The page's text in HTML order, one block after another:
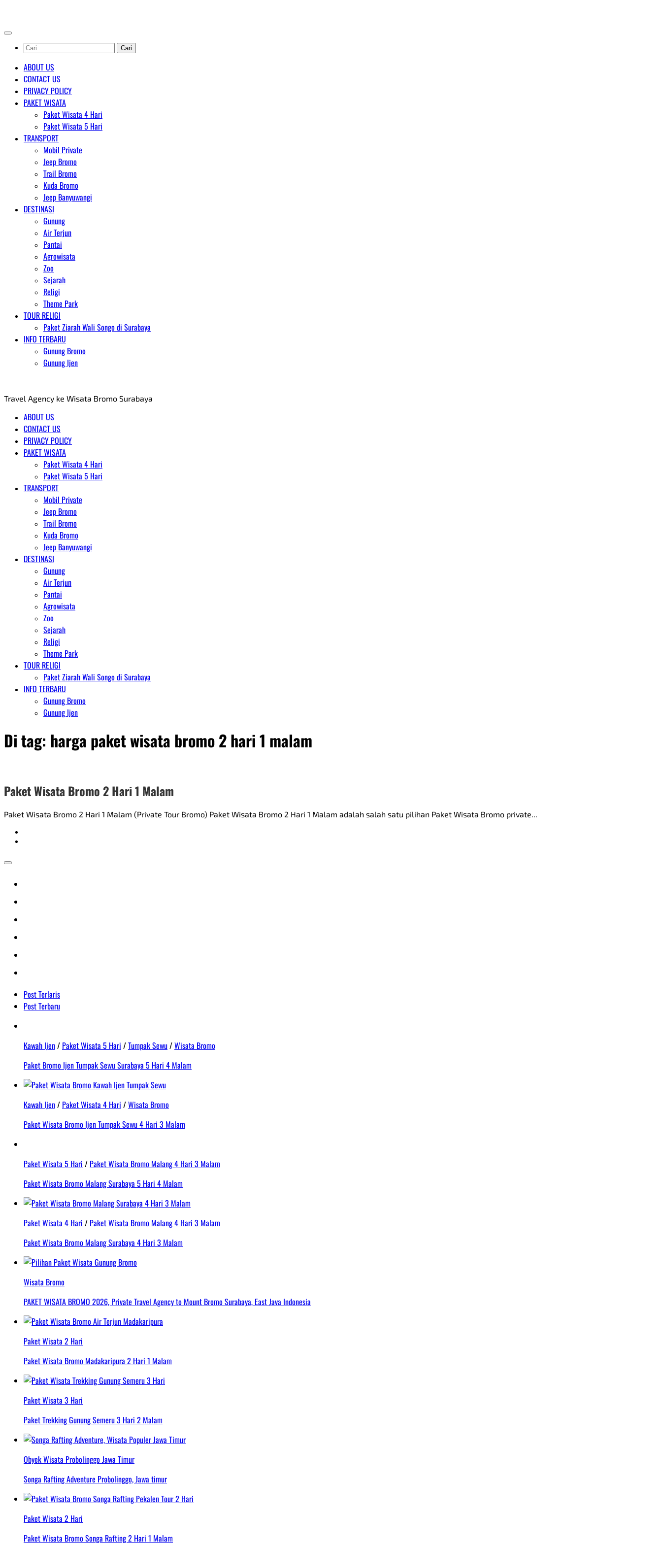
content
Cari
untuk:
ABOUT US
CONTACT US
PRIVACY POLICY
PAKET WISATA
Paket Wisata 4 Hari
Paket Wisata 5 Hari
TRANSPORT
Mobil Private
Jeep Bromo
Trail Bromo
Kuda Bromo
Jeep Banyuwangi
DESTINASI
Gunung
Air Terjun
Pantai
Agrowisata
Zoo
Sejarah
Religi
Theme Park
TOUR RELIGI
Paket Ziarah Wali Songo di Surabaya
INFO TERBARU
Gunung Bromo
Gunung Ijen
Travel Agency ke Wisata Bromo Surabaya
ABOUT US
CONTACT US
PRIVACY POLICY
PAKET WISATA
Paket Wisata 4 Hari
Paket Wisata 5 Hari
TRANSPORT
Mobil Private
Jeep Bromo
Trail Bromo
Kuda Bromo
Jeep Banyuwangi
DESTINASI
Gunung
Air Terjun
Pantai
Agrowisata
Zoo
Sejarah
Religi
Theme Park
TOUR RELIGI
Paket Ziarah Wali Songo di Surabaya
INFO TERBARU
Gunung Bromo
Gunung Ijen
Di tag: harga paket wisata bromo 2 hari 1 malam
Paket Wisata Bromo 2 Hari 1 Malam
Paket Wisata Bromo 2 Hari 1 Malam (Private Tour Bromo) Paket Wisata Bromo 2 Hari 1 Malam adalah salah satu pilihan Paket Wisata Bromo private...
Post Terlaris
Post Terbaru
Kawah Ijen/ Paket Wisata 5 Hari /Tumpak Sewu/Wisata Bromo
Paket Bromo Ijen Tumpak Sewu Surabaya 5 Hari 4 Malam
Kawah Ijen/ Paket Wisata 4 Hari /Wisata Bromo
Paket Wisata Bromo Ijen Tumpak Sewu 4 Hari 3 Malam
Paket Wisata 5 Hari / Paket Wisata Bromo Malang 4 Hari 3 Malam
Paket Wisata Bromo Malang Surabaya 5 Hari 4 Malam
Paket Wisata 4 Hari / Paket Wisata Bromo Malang 4 Hari 3 Malam
Paket Wisata Bromo Malang Surabaya 4 Hari 3 Malam
Wisata Bromo
PAKET WISATA BROMO 2026, Private Travel Agency to Mount Bromo Surabaya, East Java Indonesia
Paket Wisata 2 Hari
Paket Wisata Bromo Madakaripura 2 Hari 1 Malam
Paket Wisata 3 Hari
Paket Trekking Gunung Semeru 3 Hari 2 Malam
Obyek Wisata Probolinggo Jawa Timur
Songa Rafting Adventure Probolinggo, Jawa timur
Paket Wisata 2 Hari
Paket Wisata Bromo Songa Rafting 2 Hari 1 Malam